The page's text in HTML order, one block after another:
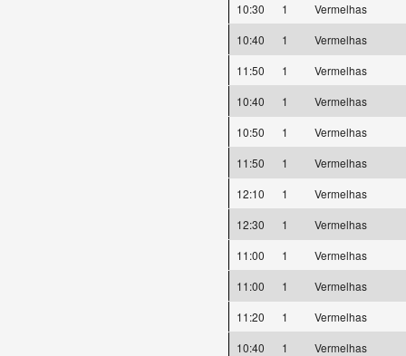
10:30
1
Vermelhas
10:40
1
Vermelhas
11:50
1
Vermelhas
10:40
1
Vermelhas
10:50
1
Vermelhas
11:50
1
Vermelhas
12:10
1
Vermelhas
12:30
1
Vermelhas
11:00
1
Vermelhas
11:00
1
Vermelhas
11:20
1
Vermelhas
10:40
1
Vermelhas